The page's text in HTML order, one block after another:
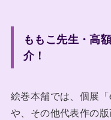
ももこ先生・高
介！
絵巻本舗では、個展
や、その他代表作の